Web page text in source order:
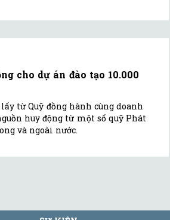
cho dự án đào tạo 10.000
từ Quỹ đồng hành cùng doanh
huy động từ một số quỹ Phát
và ngoài nước.